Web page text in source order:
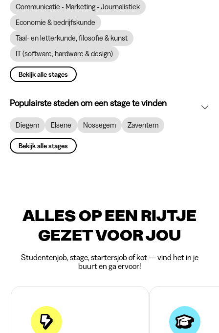
Communicatie - Marketing - Journalistiek
Economie & bedrijfskunde
Taal- en letterkunde, filosofie & kunst
IT (software, hardware & design)
Bekijk alle stages
Populairste steden om een stage te vinden
Diegem Elsene Nossegem Zaventem
Bekijk alle stages
ALLES OP EEN RIJTJE
GEZET VOOR JOU
Studentenjob, stage, startersjob of kot — vind het in je
buurt en ga ervoor!